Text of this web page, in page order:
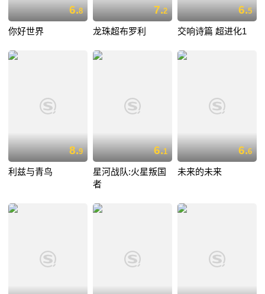
6.8
你好世界
7.2
龙珠超布罗利
6.5
交响诗篇 超进化1
8.9
利兹与青鸟
6.1
星河战队:火星叛国
者
6.6
未来的未来